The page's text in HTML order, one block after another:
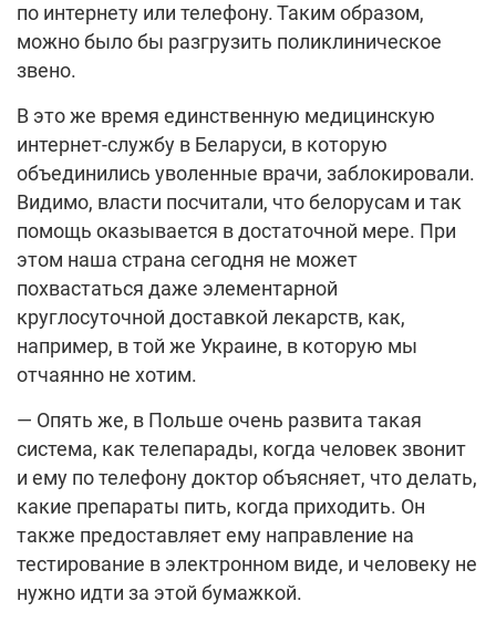
по интернету или телефону. Таким образом,
можно было бы разгрузить поликлиническое
звено.
В это же время единственную медицинскую
интернет-службу в Беларуси, в которую
объединились уволенные врачи, заблокировали.
Видимо, власти посчитали, что белорусам и так
помощь оказывается в достаточной мере. При
этом наша страна сегодня не может
похвастаться даже элементарной
круглосуточной доставкой лекарств, как,
например, в той же Украине, в которую мы
отчаянно не хотим.
— Опять же, в Польше очень развита такая
система, как телепарады, когда человек звонит
и ему по телефону доктор объясняет, что делать,
какие препараты пить, когда приходить. Он
также предоставляет ему направление на
тестирование в электронном виде, и человеку не
нужно идти за этой бумажкой.